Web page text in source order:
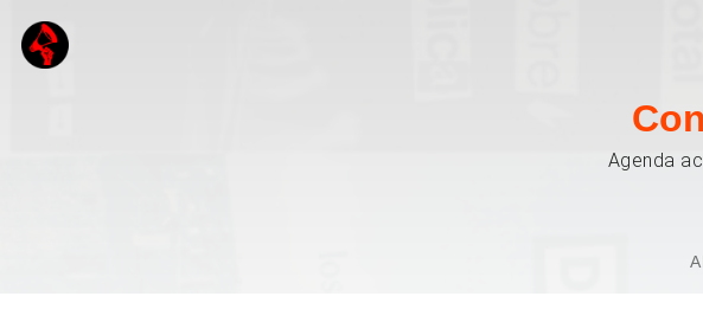
Agenda